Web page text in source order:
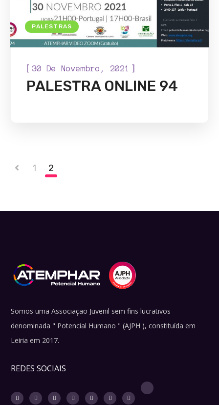
PALESTRAS
[30 De Novembro, 2021 ]
PALESTRA ONLINE 94
1 2
Somos uma Associação Juvenil sem fins lucrativos
denominada " Potencial Humano " (AJPH ), constituída em
Leiria em 2017.
REDES SOCIAIS